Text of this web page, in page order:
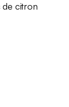
citron